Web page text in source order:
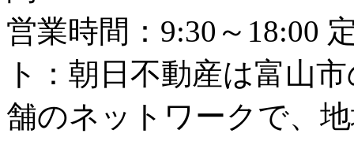
営業時間：9:30～18:00
ト：朝日不動産は富山
舗のネットワークで、